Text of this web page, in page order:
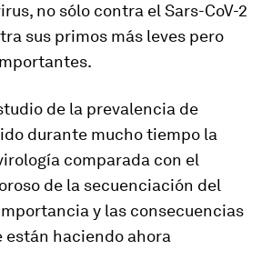
no sólo contra el Sars-CoV-2
sus primos más leves pero
de la prevalencia de
durante mucho tiempo la
comparada con el
de la secuenciación del
y las consecuencias
están haciendo ahora